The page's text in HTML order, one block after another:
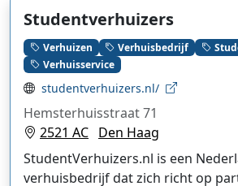
Studentverhuizers
Verhuizen Verhuisbedrijf
Verhuisservice
studentverhuizers.nl/
Hemsterhuisstraat 71
2521 AC Den Haag
StudentVerhuizers.nl is een
verhuisbedrijf dat zich richt op